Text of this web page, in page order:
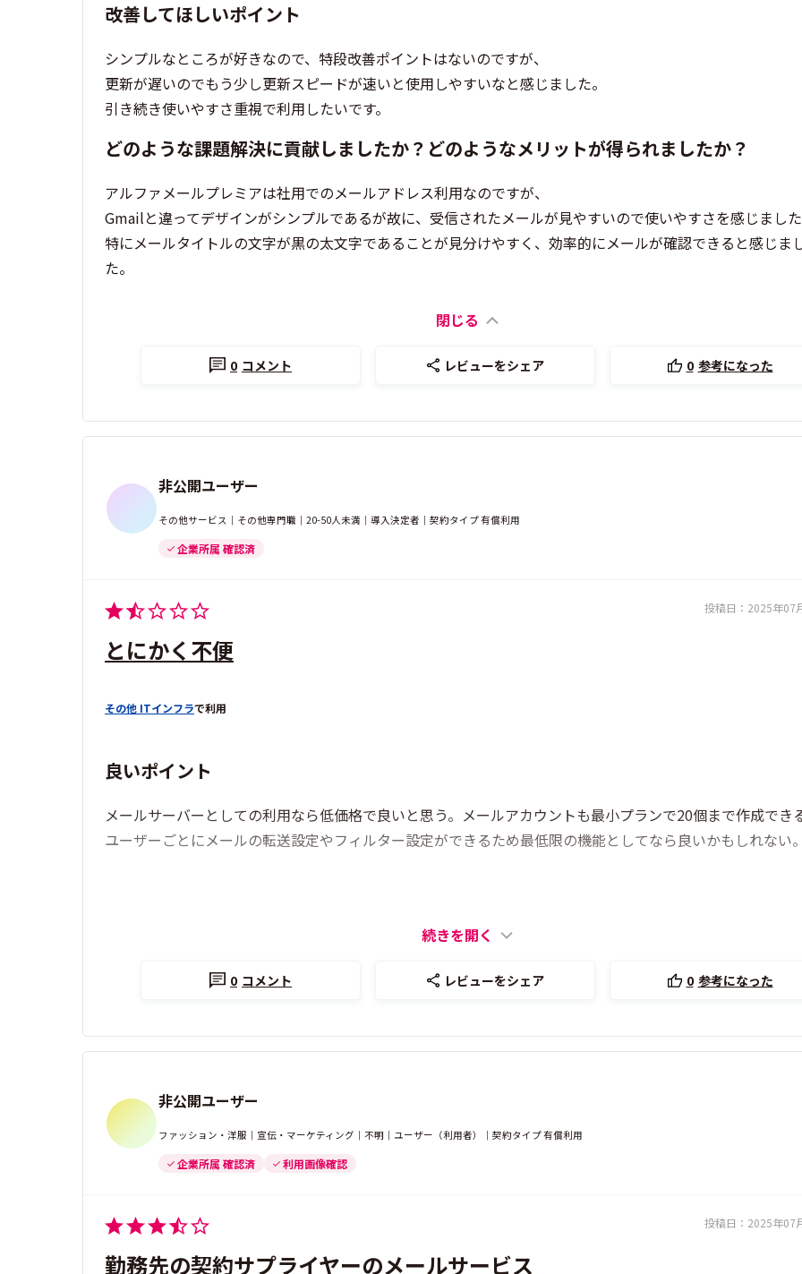
改善してほしいポイント
シンプルなところが好きなので、特段改善ポイントはないのですが、
更新が遅いのでもう少し更新スピードが速いと使用しやすいなと感じました。
引き続き使いやすさ重視で利用したいです。
どのような課題解決に貢献しましたか？どのようなメリットが得られましたか？
アルファメールプレミアは社用でのメールアドレス利用なのですが、
Gmailと違ってデザインがシンプルであるが故に、受信されたメールが見やすいので使いやすさを感じまし
特にメールタイトルの文字が黒の太文字であることが見分けやすく、効率的にメールが確認できると感じま
た。
閉じる
0 コメント レビューをシェア 0 参考になった
非公開ユーザー
その他サービス｜その他専門職｜20-50人未満｜導入決定者｜契約タイプ 有償利用
企業所属 確認済
投稿日： 2025年07
とにかく不便
その他 ITインフラで利用
良いポイント
メールサーバーとしての利用なら低価格で良いと思う。メールアカウントも最小プランで20個まで作成でき
ユーザーごとにメールの転送設定やフィルター設定ができるため最低限の機能としてなら良いかもしれない
続きを開く
0 コメント レビューをシェア 0 参考になった
非公開ユーザー
ファッション・洋服｜宣伝・マーケティング｜不明｜ユーザー（利用者）｜契約タイプ 有償利用
企業所属 確認済 利用画像確認
投稿日： 2025年07
勤務先の契約サプライヤーのメールサービス